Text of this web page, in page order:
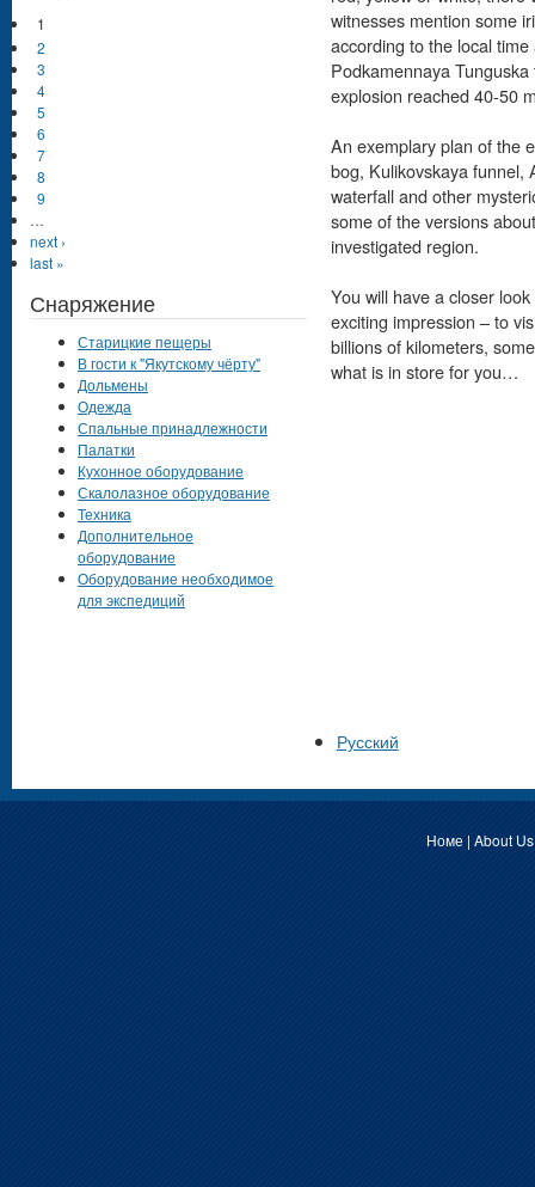
witnesses mention some
according to the local
Podkamennaya
explosion reached 40-50
An exemplary plan of the
bog, Kulikovskaya funnel,
waterfall and other
some of the versions
investigated region.
You will have a closer
exciting impression – to
billions of kilometers,
what is in store for you…
Русский
1
2
3
4
5
6
7
8
9
…
next ›
last »
Снаряжение
Старицкие пещеры
В гости к "Якутскому чёрту"
Дольмены
Одежда
Спальные принадлежности
Палатки
Кухонное оборудование
Скалолазное оборудование
Техника
Дополнительное
оборудование
Оборудование необходимое
для экспедиций
Номе| About Us